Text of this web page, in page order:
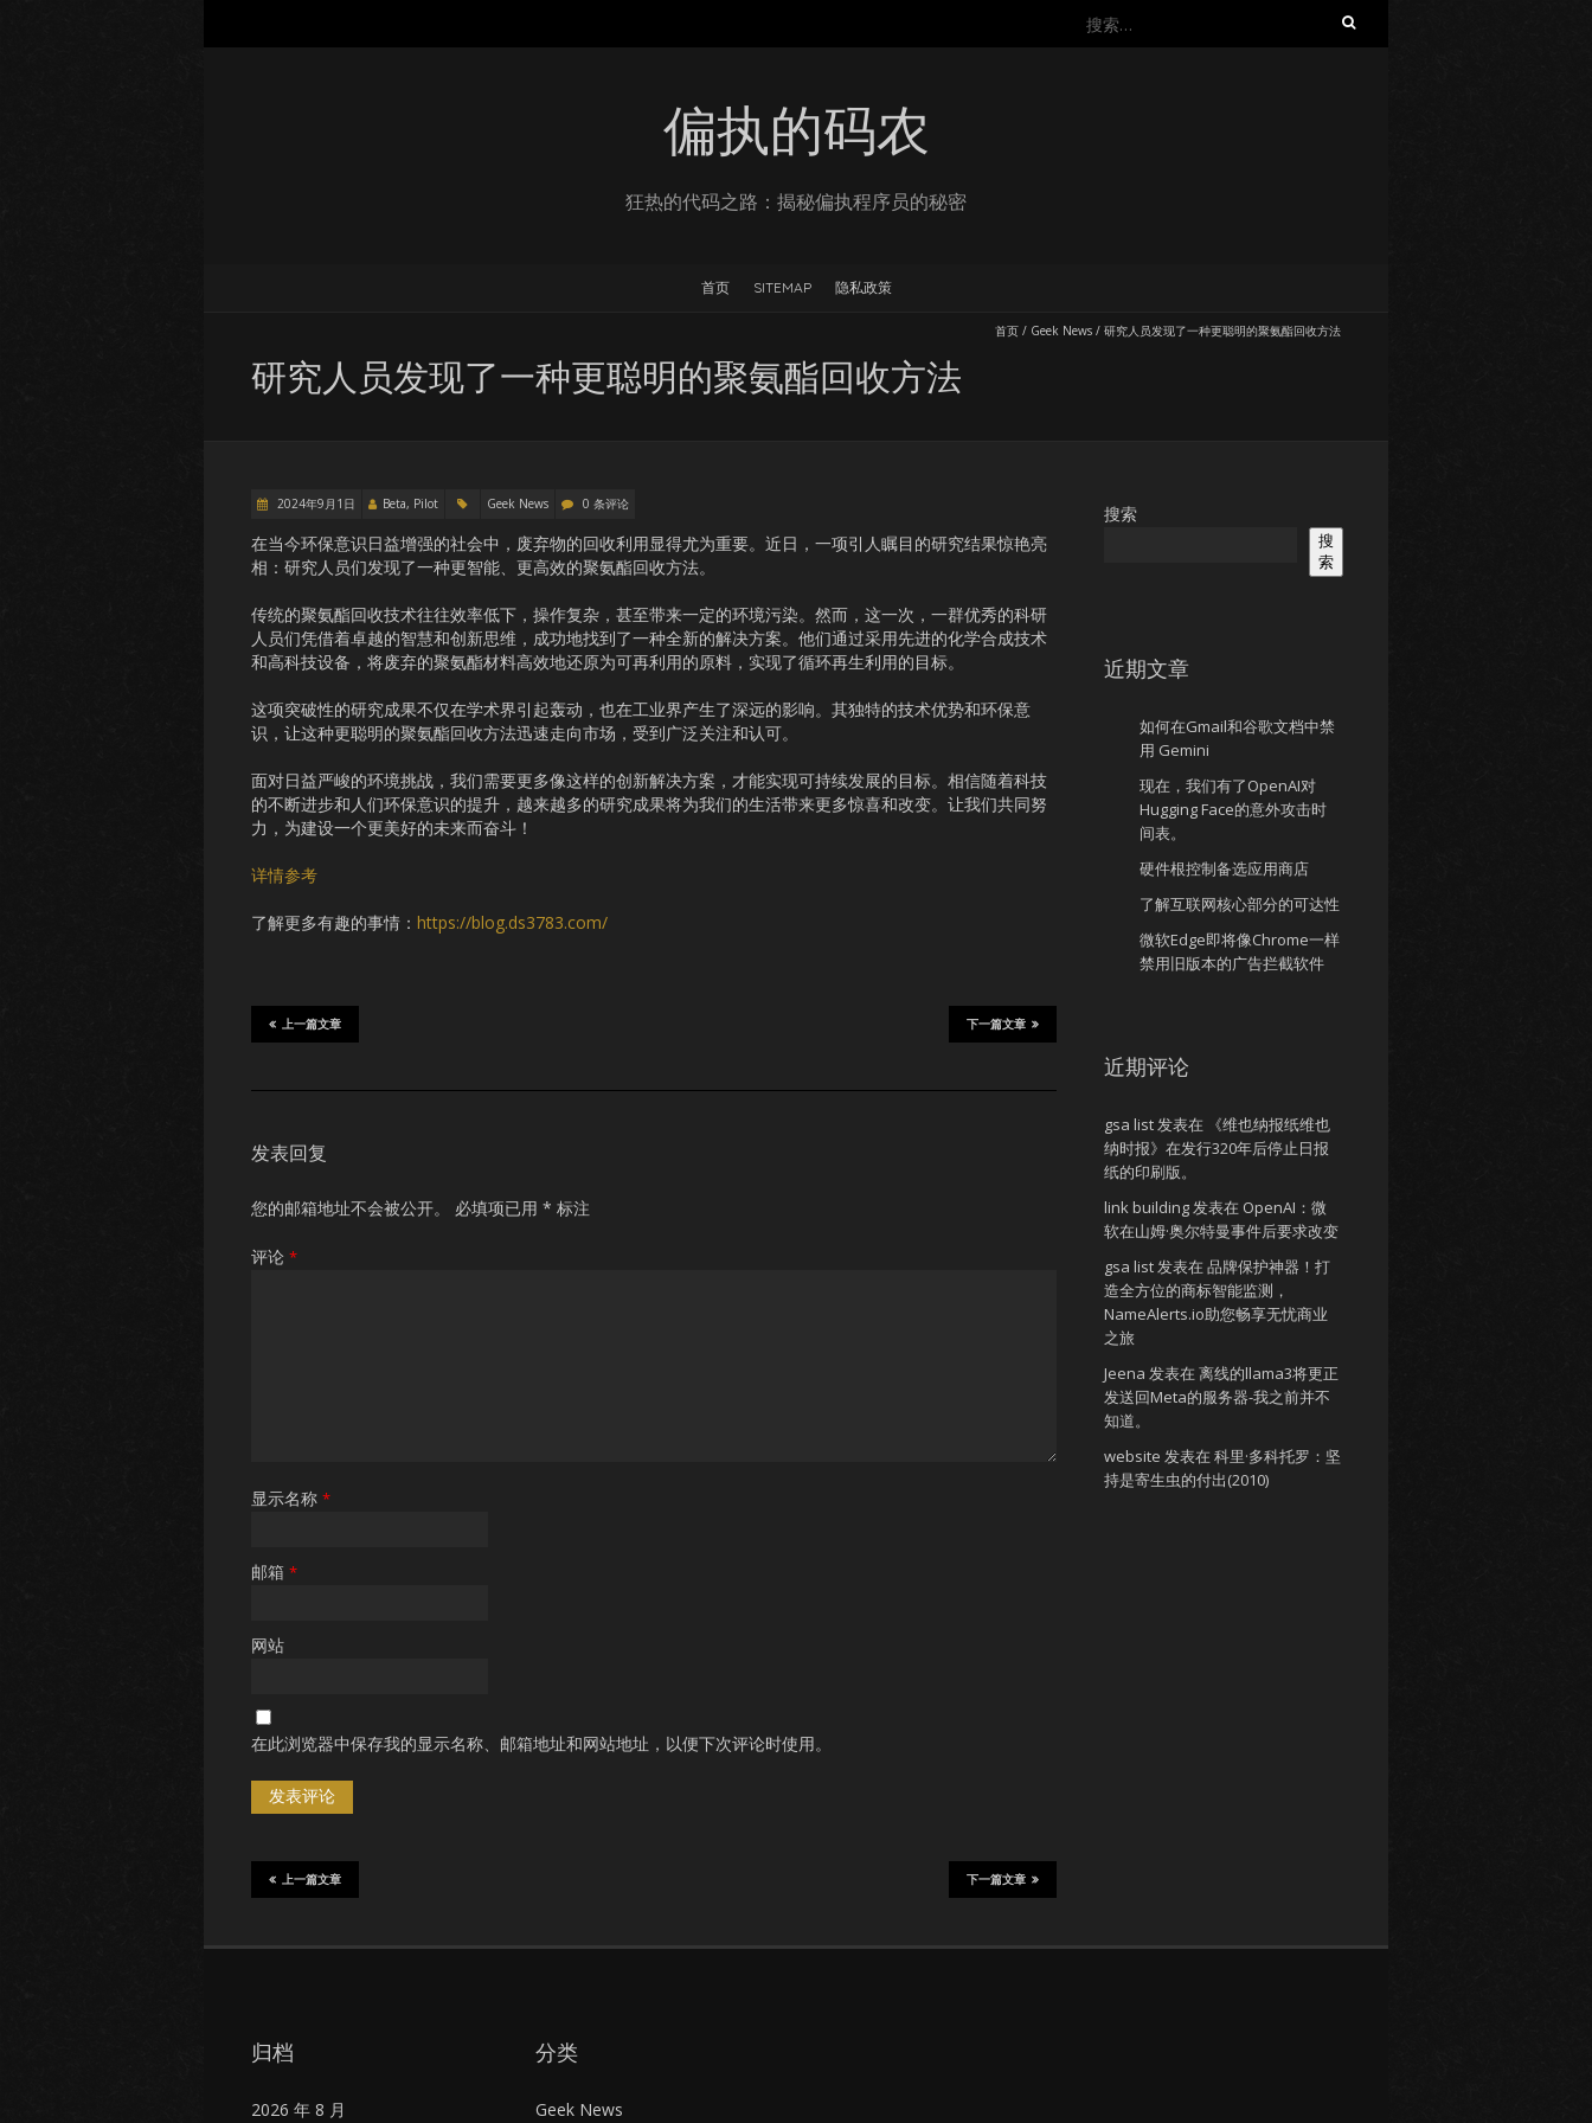
搜
偏执的码农
狂热的代码之路：揭秘偏执程序员的秘密
首页 SITEMAP 隐私政策
首页 / Geek News / 研究人员发现了一种更聪明的聚氨酯回收方法
研究人员发现了一种更聪明的聚氨酯回收方法
2024年9月1日 Beta, Pilot Geek News 0 条评论
在当今环保意识日益增强的社会中，废弃物的回收利用显得尤为重要。近日，一项引人瞩目的研究结果惊艳亮
相：研究人员们发现了一种更智能、更高效的聚氨酯回收方法。
传统的聚氨酯回收技术往往效率低下，操作复杂，甚至带来一定的环境污染。然而，这一次，一群优秀的科研
人员们凭借着卓越的智慧和创新思维，成功地找到了一种全新的解决方案。他们通过采用先进的化学合成技术
和高科技设备，将废弃的聚氨酯材料高效地还原为可再利用的原料，实现了循环再生利用的目标。
这项突破性的研究成果不仅在学术界引起轰动，也在工业界产生了深远的影响。其独特的技术优势和环保意
识，让这种更聪明的聚氨酯回收方法迅速走向市场，受到广泛关注和认可。
面对日益严峻的环境挑战，我们需要更多像这样的创新解决方案，才能实现可持续发展的目标。相信随着科技
的不断进步和人们环保意识的提升，越来越多的研究成果将为我们的生活带来更多惊喜和改变。让我们共同努
力，为建设一个更美好的未来而奋斗！
详情参考
了解更多有趣的事情： https://blog.ds3783.com/
下一篇文章
上一篇文章
发表回复
您的邮箱地址不会被公开。 必填项已用 * 标注
评论 *
显示名称 *
邮箱 *
网站
在此浏览器中保存我的显示名称、邮箱地址和网站地址，以便下次评论时使用。
下一篇文章
上一篇文章
搜索
搜
索
近期文章
如何在Gmail和谷歌文档中禁
用 Gemini
现在，我们有了OpenAI对
Hugging Face的意外攻击时
间表。
硬件根控制备选应用商店
了解互联网核心部分的可达性
微软Edge即将像Chrome一样
禁用旧版本的广告拦截软件
近期评论
gsa list发表在
《维也纳报纸维也
纳时报》在发行320年后停止日报
纸的印刷版。
link building发表在 OpenAI：微
软在山姆·奥尔特曼事件后要求改变
gsa list发表在 品牌保护神器！打
造全方位的商标智能监测，
NameAlerts.io助您畅享无忧商业
之旅
Jeena 发表在 离线的llama3将更正
发送回Meta的服务器-我之前并不
知道。
website 发表在 科里·多科托罗：坚
持是寄生虫的付出(2010)
归档
2026 年 8 月
分类
Geek News